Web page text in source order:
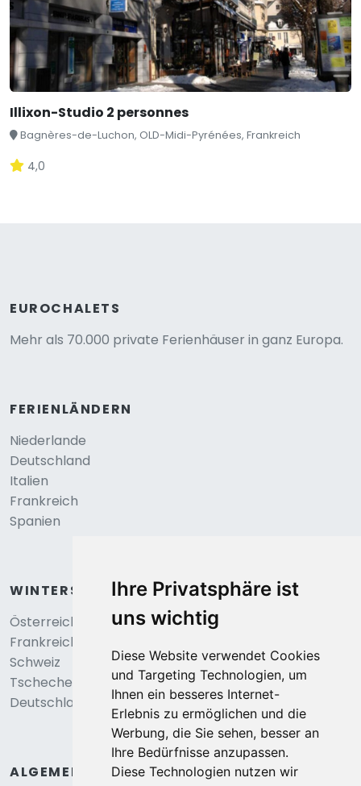
Ihre Privatsphäre ist
uns wichtig
Diese Website verwendet Cookies
und Targeting Technologien, um
Ihnen ein besseres Internet-
Erlebnis zu ermöglichen und die
Werbung, die Sie sehen, besser an
Ihre Bedürfnisse anzupassen.
Diese Technologien nutzen wir
Illixon-Studio 2 personnes
Bagnères-de-Luchon, OLD-Midi-Pyrénées, Frankreich
4,0
EUROCHALETS
Mehr als 70.000 private Ferienhäuser in ganz Europa.
FERIENLÄNDERN
Niederlande
Deutschland
Italien
Frankreich
Spanien
WINTERSPORT
Österreich
Frankreich
Schweiz
Tschechei
Deutschland
ALGEMEIN